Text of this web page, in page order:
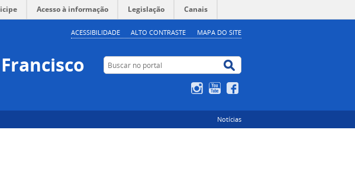
Acesso à informação Legislação Canais
ACESSIBILIDADE ALTO CONTRASTE MAPA DO SITE
Buscar no portal
InstagramYouTube
Notícias